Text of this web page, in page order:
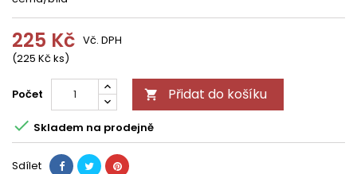
225 Kč
(225 Kč ks)
Vč. DPH
Počet  Přidat do košíku
 Skladem na prodejně
Sdílet